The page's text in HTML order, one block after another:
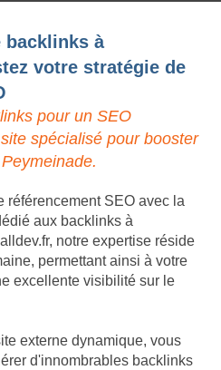
backlinks à
votre stratégie de
pour un SEO
spécialisé pour booster
référencement SEO avec la
aux backlinks à
notre expertise réside
permettant ainsi à votre
excellente visibilité sur le
externe dynamique, vous
d'innombrables backlinks